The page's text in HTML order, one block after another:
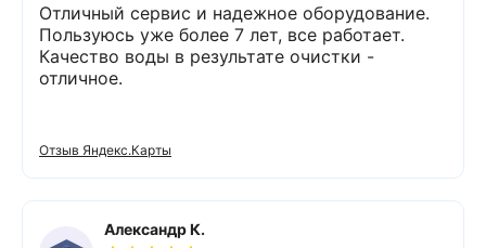
Отличный сервис и надежное оборудование.
Пользуюсь уже более 7 лет, все работает.
Качество воды в результате очистки -
отличное.
Отзыв Яндекс.Карты
Александр К.